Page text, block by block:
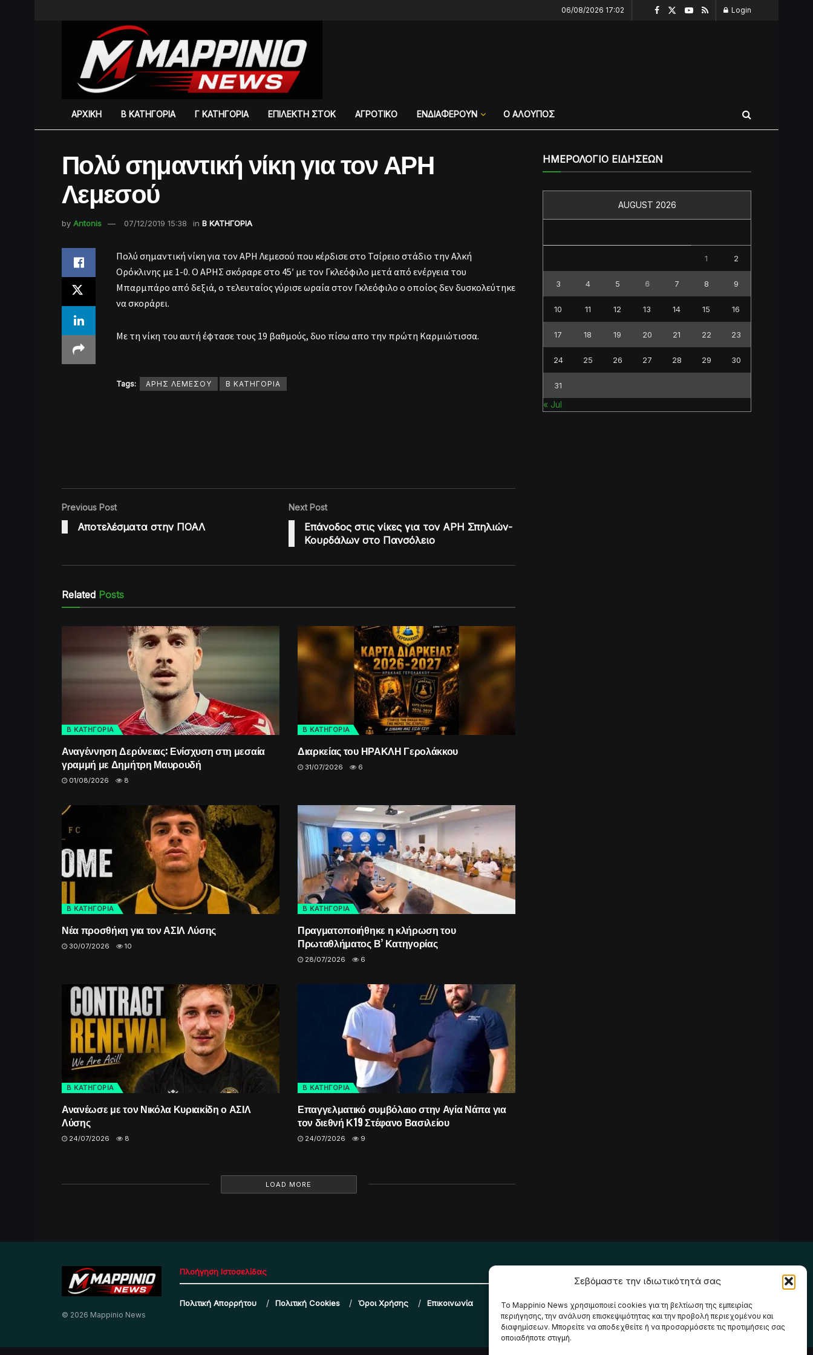
Σεβόμαστε την ιδιωτικότητά σας
Το Mappinio News χρησιμοποιεί cookies για τη βελτίωση της εμπειρίας
περιήγησης, την ανάλυση επισκεψιμότητας και την προβολή περιεχομένου και
διαφημίσεων. Μπορείτε να αποδεχθείτε ή να προσαρμόσετε τις προτιμήσεις σας
οποιαδήποτε στιγμή.
06/08/2026 17:02 Login
ΑΡΧΙΚΗ Β ΚΑΤΗΓΟΡΙΑ Γ ΚΑΤΗΓΟΡΙΑ ΕΠΙΛΕΚΤΗ ΣΤΟΚ ΑΓΡΟΤΙΚΟ ΕΝΔΙΑΦΕΡΟΥΝ Ο ΑΛΟΥΠΟΣ
Πολύ σημαντική νίκη για τον ΑΡΗ
Λεμεσού
by Antonis 07/12/2019 15:38 in Β ΚΑΤΗΓΟΡΙΑ
Πολύ σημαντική νίκη για τον ΑΡΗ Λεμεσού που κέρδισε στο Τσίρειο στάδιο την Αλκή
Ορόκλινης με 1-0. Ο ΑΡΗΣ σκόραρε στο 45′ με τον Γκλεόφιλο μετά από ενέργεια του
Μπαρμπάρο από δεξιά, ο τελευταίος γύρισε ωραία στον Γκλεόφιλο ο οποίος δεν δυσκολεύτηκε
να σκοράρει.
Με τη νίκη του αυτή έφτασε τους 19 βαθμούς, δυο πίσω απο την πρώτη Καρμιώτισσα.
Tags: ΑΡΗΣ ΛΕΜΕΣΟΥ Β ΚΑΤΗΓΟΡΙΑ
Previous Post
Αποτελέσματα στην ΠΟΑΛ
Next Post
Επάνοδος στις νίκες για τον ΑΡΗ Σπηλιών-
Κουρδάλων στο Πανσόλειο
Related Posts
Β ΚΑΤΗΓΟΡΙΑ
Αναγέννηση Δερύνειας: Ενίσχυση στη μεσαία
γραμμή με Δημήτρη Μαυρουδή
01/08/2026 8
Β ΚΑΤΗΓΟΡΙΑ
Διαρκείας του ΗΡΑΚΛΗ Γερολάκκου
31/07/2026 6
Β ΚΑΤΗΓΟΡΙΑ
Νέα προσθήκη για τον ΑΣΙΛ Λύσης
30/07/2026 10
Β ΚΑΤΗΓΟΡΙΑ
Πραγματοποιήθηκε η κλήρωση του
Πρωταθλήματος Β’ Κατηγορίας
28/07/2026 6
Β ΚΑΤΗΓΟΡΙΑ
Ανανέωσε με τον Νικόλα Κυριακίδη ο ΑΣΙΛ
Λύσης
24/07/2026 8
Β ΚΑΤΗΓΟΡΙΑ
Επαγγελματικό συμβόλαιο στην Αγία Νάπα για
τον διεθνή Κ19 Στέφανο Βασιλείου
24/07/2026 9
LOAD MORE
ΗΜΕΡΟΛΟΓΙΟ ΕΙΔΗΣΕΩΝ
AUGUST 2026
1 2
3 4 5 6 7 8 9
10 11 12 13 14 15 16
17 18 19 20 21 22 23
24 25 26 27 28 29 30
31
« Jul
© 2026 Mappinio News
Πλοήγηση Ιστοσελίδας
Πολιτική Απορρήτου Πολιτική Cookies Όροι Χρήσης Επικοινωνία